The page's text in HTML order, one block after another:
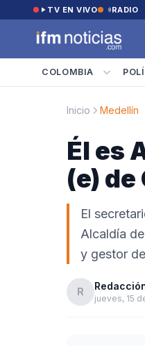
Saltar al contenido
TV EN VIVO RADIO
COLOMBIA
Inicio Medellín
Él es
(e)
El
Alcaldía
y gestor
R
jueves, 15